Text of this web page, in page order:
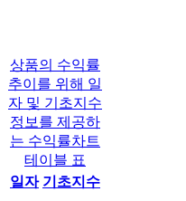
상품의 수익률
추이를 위해 일
자 및 기초지수
정보를 제공하
는 수익률차트
테이블 표
일자 기초지수